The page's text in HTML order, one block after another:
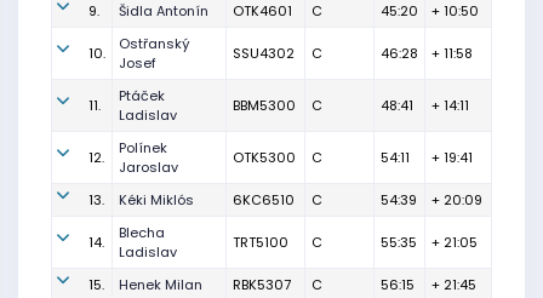
9.
Šidla Antonín OTK4601 C 45:20 + 10:50
10.
Ostřanský
Josef
SSU4302 C 46:28 + 11:58
11.
Ptáček
Ladislav
BBM5300 C 48:41 + 14:11
12.
Polínek
Jaroslav
OTK5300 C 54:11 + 19:41
13. Kéki Miklós 6KC6510 C 54:39 + 20:09
14.
Blecha
Ladislav
TRT5100 C 55:35 + 21:05
15. Henek Milan RBK5307 C 56:15 + 21:45